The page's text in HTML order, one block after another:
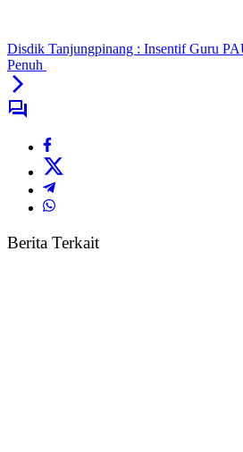
Disdik Tanjungpinang : Insentif Guru
Penuh
Berita Terkait